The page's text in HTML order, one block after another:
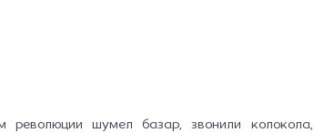
шумел базар, звонили колокола,